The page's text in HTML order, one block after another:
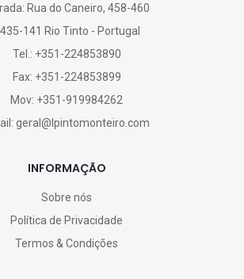
Rua do Caneiro, 458-460
141 Rio Tinto - Portugal
Tel.: +351-224853890
Fax: +351-224853899
Mov: +351-919984262
geral@lpintomonteiro.com
INFORMAÇÃO
Sobre nós
Política de Privacidade
Termos & Condições